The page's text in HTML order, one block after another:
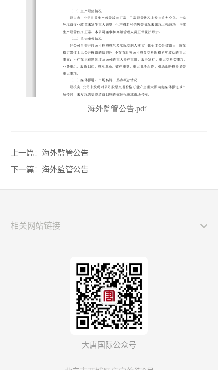
海外監管公告.pdf
上一篇： 海外監管公告
下一篇： 海外監管公告
大唐国际公众号
相关网站链接